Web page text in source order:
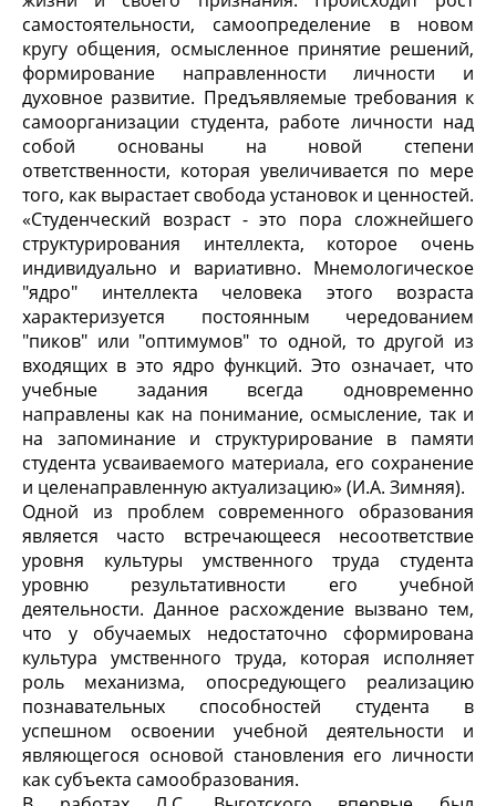
самостоятельности, самоопределение в новом
кругу общения, осмысленное принятие решений,
формирование направленности личности и
духовное развитие. Предъявляемые требования к
самоорганизации студента, работе личности над
собой основаны на новой степени
ответственности, которая увеличивается по мере
того, как вырастает свобода установок и ценностей.
«Студенческий возраст - это пора сложнейшего
структурирования интеллекта, которое очень
индивидуально и вариативно. Мнемологическое
"ядро" интеллекта человека этого возраста
характеризуется постоянным чередованием
"пиков" или "оптимумов" то одной, то другой из
входящих в это ядро функций. Это означает, что
учебные задания всегда одновременно
направлены как на понимание, осмысление, так и
на запоминание и структурирование в памяти
студента усваиваемого материала, его сохранение
и целенаправленную актуализацию» (И.А. Зимняя).
Одной из проблем современного образования
является часто встречающееся несоответствие
уровня культуры умственного труда студента
уровню результативности его учебной
деятельности. Данное расхождение вызвано тем,
что у обучаемых недостаточно сформирована
культура умственного труда, которая исполняет
роль механизма, опосредующего реализацию
познавательных способностей студента в
успешном освоении учебной деятельности и
являющегося основой становления его личности
как субъекта самообразования.